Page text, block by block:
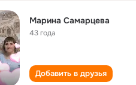
Марина Самарцева
43 года
Добавить в друзья